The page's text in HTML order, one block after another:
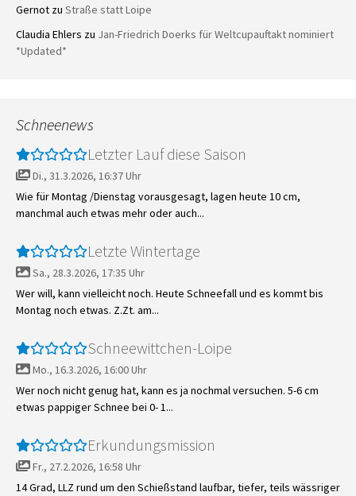
Gernot zu Straße statt Loipe
Claudia Ehlers zu Jan-Friedrich Doerks für Weltcupauftakt nominiert
*Updated*
Schneenews
Letzter Lauf diese Saison
Di., 31.3.2026, 16:37 Uhr
Wie für Montag /Dienstag vorausgesagt, lagen heute 10 cm,
manchmal auch etwas mehr oder auch...
Letzte Wintertage
Sa., 28.3.2026, 17:35 Uhr
Wer will, kann vielleicht noch. Heute Schneefall und es kommt bis
Montag noch etwas. Z.Zt. am...
Schneewittchen-Loipe
Mo., 16.3.2026, 16:00 Uhr
Wer noch nicht genug hat, kann es ja nochmal versuchen. 5-6 cm
etwas pappiger Schnee bei 0- 1...
Erkundungsmission
Fr., 27.2.2026, 16:58 Uhr
14 Grad, LLZ rund um den Schießstand laufbar, tiefer, teils wässriger